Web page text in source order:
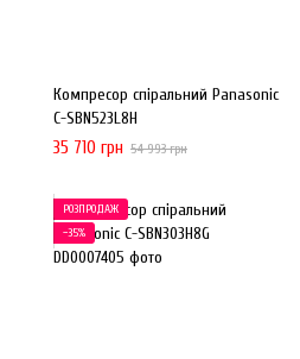
Компресор спіральний Panasonic
C-SBN523L8H
35 710 грн 54 993 грн
РОЗПРОДАЖ
−35%